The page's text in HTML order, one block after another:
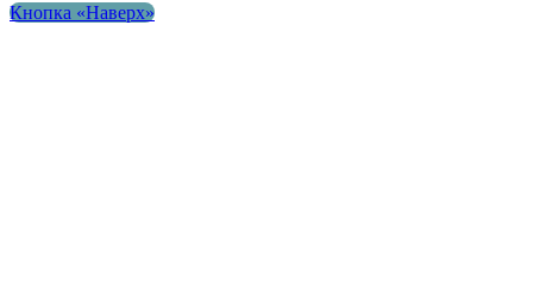
Кнопка «Наверх»